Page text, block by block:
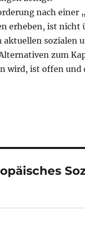
nach einer
erheben, ist nicht
aktuellen sozialen
zum
wird, ist offen und